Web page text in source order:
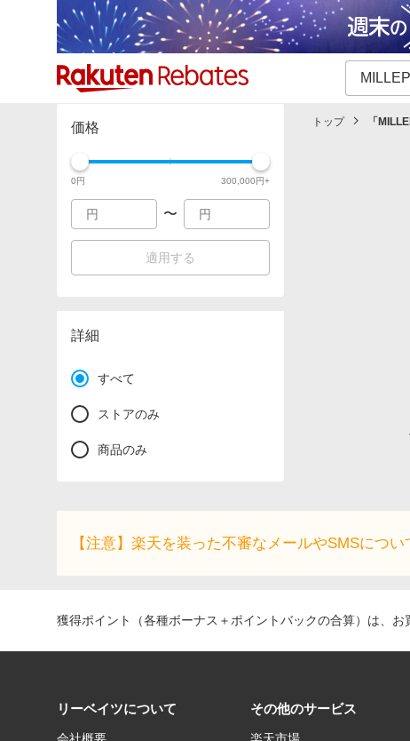
カテゴリー一覧 イベント一覧
価格
0円 300,000円+
〜
適用する
詳細
すべて
ストアのみ
商品のみ
トップ 「
【注意】楽天を装った不審なメールやSMSについ
獲得ポイント（各種ボーナス＋ポイントバックの合算）は、
リーベイツについて その他のサービス